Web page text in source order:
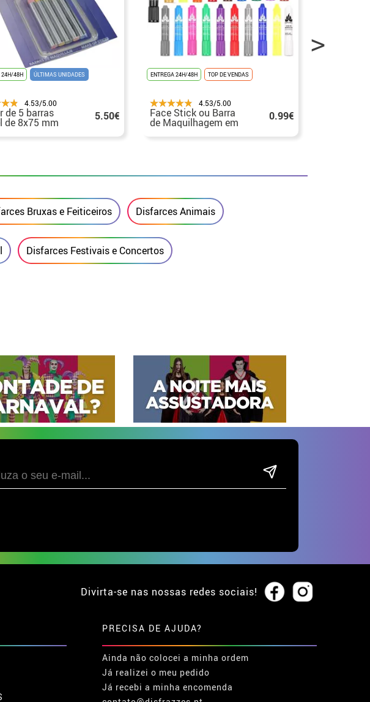
24H/48H ÚLTIMAS UNIDADES
4.53/5.00
de 5 barras
de 8x75 mm 5.50€
ENTREGA 24H/48H TOP DE VENDAS
4.53/5.00
Face Stick ou Barra
de Maquilhagem em
várias cores
0.99€
Bruxas e Feiticeiros Disfarces Animais
Disfarces Festivais e Concertos
Divirta-se nas nossas redes sociais!
PRECISA DE AJUDA?
Ainda não colocei a minha ordem
Já realizei o meu pedido
Já recebi a minha encomenda